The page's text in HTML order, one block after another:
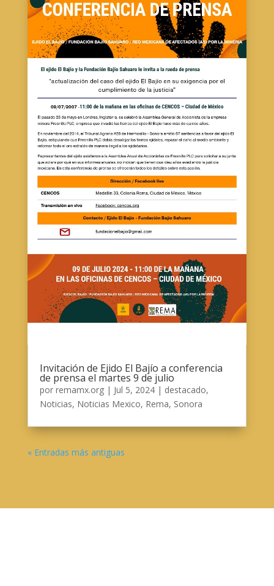
Invitación de Ejido El Bajío a conferencia
de prensa el martes 9 de julio
por remamx.org| Jul 5, 2024| destacado,
Noticias, Noticias Mexico, Rema, Sonora
« Entradas más antiguas